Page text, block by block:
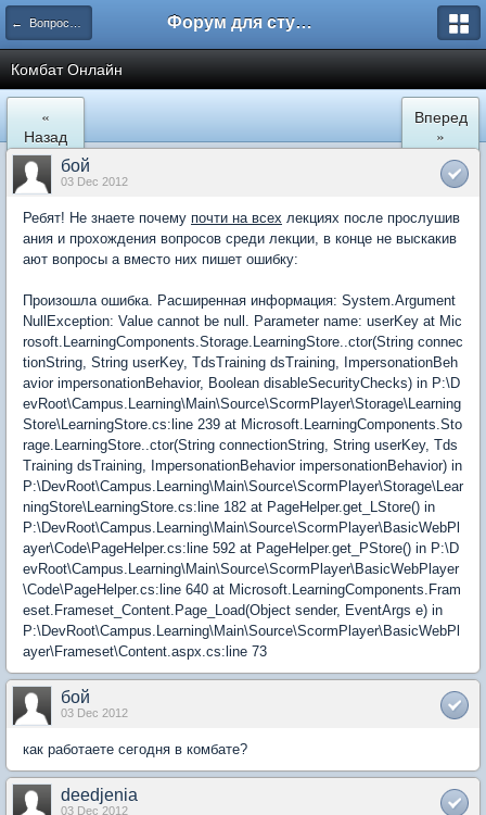
← Вопросы и ответы Форум для студента СГА
Комбат Онлайн
«
Назад
Вперед
»
бой
03 Dec 2012
Ребят! Не знаете почему почти на всех лекциях после прослушив
ания и прохождения вопросов среди лекции, в конце не выскакив
ают вопросы а вместо них пишет ошибку:
Произошла ошибка. Расширенная информация: System.Argument
NullException: Value cannot be null. Parameter name: userKey at Mic
rosoft.LearningComponents.Storage.LearningStore..ctor(String connec
tionString, String userKey, TdsTraining dsTraining, ImpersonationBeh
avior impersonationBehavior, Boolean disableSecurityChecks) in P:\D
evRoot\Campus.Learning\Main\Source\ScormPlayer\Storage\Learning
Store\LearningStore.cs:line 239 at Microsoft.LearningComponents.Sto
rage.LearningStore..ctor(String connectionString, String userKey, Tds
Training dsTraining, ImpersonationBehavior impersonationBehavior) in
P:\DevRoot\Campus.Learning\Main\Source\ScormPlayer\Storage\Lear
ningStore\LearningStore.cs:line 182 at PageHelper.get_LStore() in
P:\DevRoot\Campus.Learning\Main\Source\ScormPlayer\BasicWebPl
ayer\Code\PageHelper.cs:line 592 at PageHelper.get_PStore() in P:\D
evRoot\Campus.Learning\Main\Source\ScormPlayer\BasicWebPlayer
\Code\PageHelper.cs:line 640 at Microsoft.LearningComponents.Fram
eset.Frameset_Content.Page_Load(Object sender, EventArgs e) in
P:\DevRoot\Campus.Learning\Main\Source\ScormPlayer\BasicWebPl
ayer\Frameset\Content.aspx.cs:line 73
бой
03 Dec 2012
как работаете сегодня в комбате?
deedjenia
03 Dec 2012